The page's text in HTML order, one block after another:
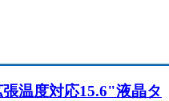
温度対応15.6"液晶タ